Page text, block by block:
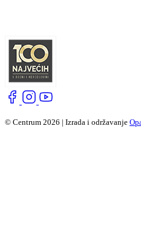
© Centrum 2026 | Izrada i održavanje